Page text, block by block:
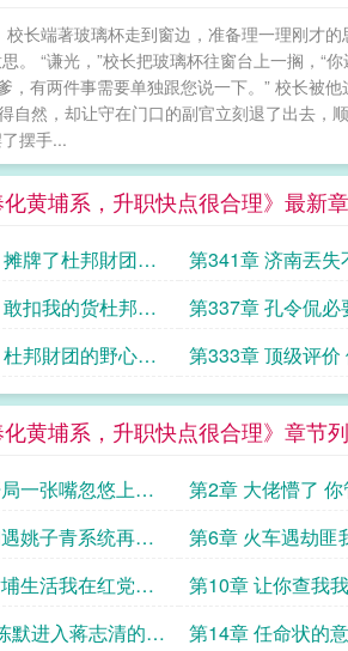
校长端著玻璃杯走到窗边，准备理一理刚才
。 “谦光，”校长把玻璃杯往窗台上一搁，“
，有两件事需要单独跟您说一下。” 校长被
自然，却让守在门口的副官立刻退了出去
摆手...
化黄埔系，升职快点很合理》最新
牌了杜邦財团要
工厂
第341章 济南丟失
淮河防线才是重中
扣我的货杜邦有
你服软
第337章 孔令侃必
可以治治的
邦財团的野心生
也要筹划
第333章 顶级评价
和我们坐下谈判了
化黄埔系，升职快点很合理》章节
一张嘴忽悠上海
第2章 大佬懵了
乡下来的金手指终
姚子青系统再次
关
第6章 火车遇劫匪
不烂之舌说服悍匪
生活我在红党区
本事
第10章 让你查我
把你懟到哑口无言
默进入蒋志清的视
第14章 任命状的